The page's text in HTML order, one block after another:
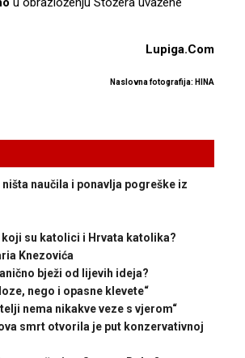
Lupiga.Com
Naslovna fotografija: HINA
naučila i ponavlja pogreške iz
koji su katolici i Hrvata katolika?
Knezovića
bježi od lijevih ideja?
nego i opasne klevete“
nema nikakve veze s vjerom“
smrt otvorila je put konzervativnoj